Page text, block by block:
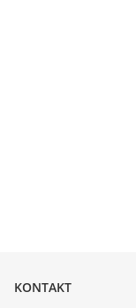
KONTAKT